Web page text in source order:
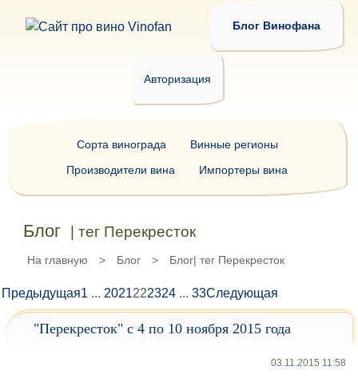
Блог Винофана
Авторизация
Блог | тег Перекресток
На главную > Блог > Блог| тег Перекресток
Предыдущая1 ... 2021222324 ... 33Следующая
"Перекресток" с 4 по 10 ноября 2015 года
03.11.2015 11:58
Сорта винограда
Винные регионы
Производители вина
Импортеры вина